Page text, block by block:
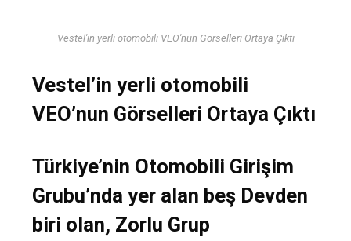
Vestel'in yerli otomobili VEO'nun Görselleri Ortaya Çıktı
Vestel’in yerli otomobili
VEO’nun Görselleri Ortaya Çıktı
Türkiye’nin Otomobili Girişim
Grubu’nda yer alan beş Devden
biri olan, Zorlu Grup